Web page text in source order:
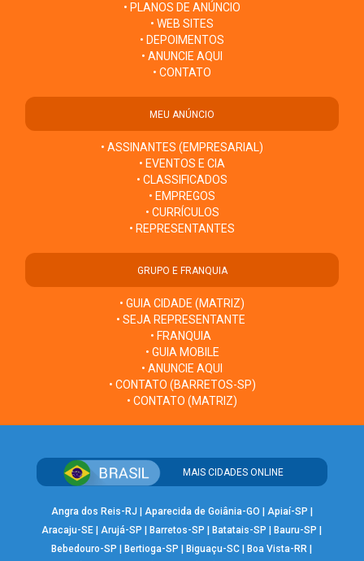
• PLANOS DE ANÚNCIO
• WEB SITES
• DEPOIMENTOS
• ANUNCIE AQUI
• CONTATO
MEU ANÚNCIO
• ASSINANTES (EMPRESARIAL)
• EVENTOS E CIA
• CLASSIFICADOS
• EMPREGOS
• CURRÍCULOS
• REPRESENTANTES
GRUPO E FRANQUIA
• GUIA CIDADE (MATRIZ)
• SEJA REPRESENTANTE
• FRANQUIA
• GUIA MOBILE
• ANUNCIE AQUI
• CONTATO (BARRETOS-SP)
• CONTATO (MATRIZ)
MAIS CIDADES ONLINE
Angra dos Reis-RJ Aparecida de Goiânia-GO Apiaí-SP
Aracaju-SE |Arujá-SP Barretos-SP Batatais-SP Bauru-SP
Bebedouro-SP
Bertioga-SP Biguaçu-SC Boa Vista-RR